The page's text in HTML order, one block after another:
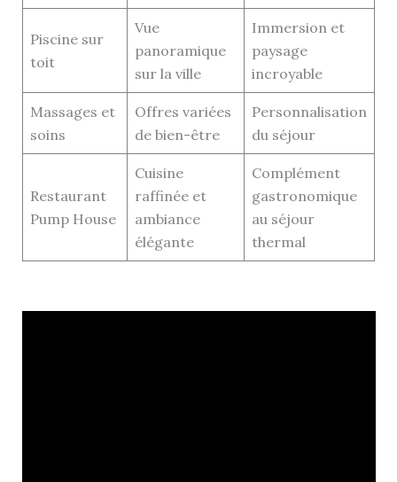
Piscine sur
toit
Vue
panoramique
sur la ville
Immersion et
paysage
incroyable
Massages et
soins
Offres variées
de bien-être
Personnalisation
du séjour
Restaurant
Pump House
Cuisine
raffinée et
ambiance
élégante
Complément
gastronomique
au séjour
thermal